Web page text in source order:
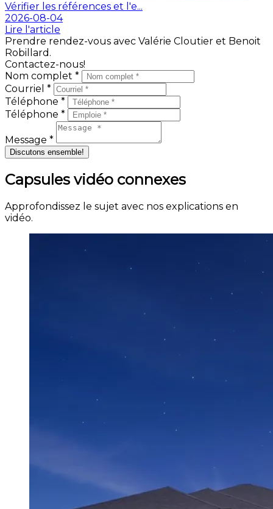
Vérifier les références et l'e...
2026-08-04
Lire l'article
Prendre rendez-vous avec Valérie Cloutier et Benoit
Robillard.
Contactez-nous!
Nom complet *
Courriel *
Téléphone *
Téléphone *
Message *
Discutons ensemble!
Capsules vidéo connexes
Approfondissez le sujet avec nos explications en
vidéo.